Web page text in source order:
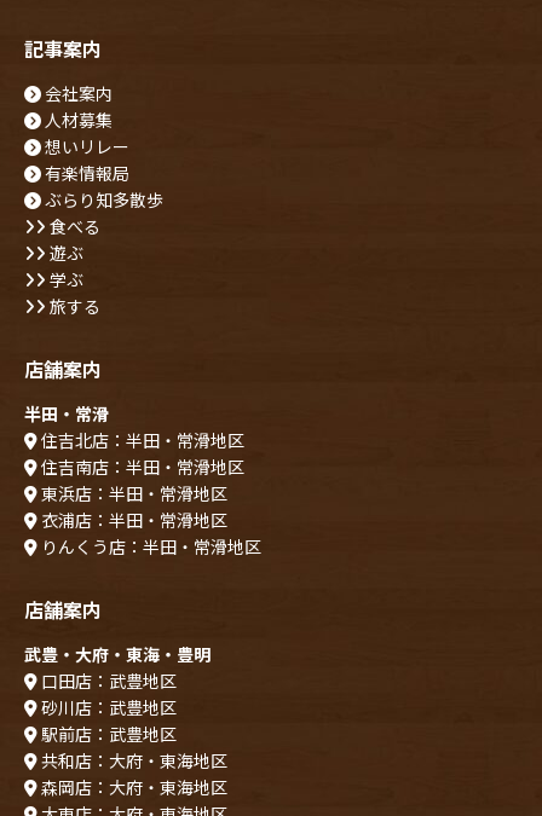
記事案内
会社案内
人材募集
想いリレー
有楽情報局
ぶらり知多散歩
食べる
遊ぶ
学ぶ
旅する
店舗案内
半田・常滑
住吉北店：半田・常滑地区
住吉南店：半田・常滑地区
東浜店：半田・常滑地区
衣浦店：半田・常滑地区
りんくう店：半田・常滑地区
店舗案内
武豊・大府・東海・豊明
口田店：武豊地区
砂川店：武豊地区
駅前店：武豊地区
共和店：大府・東海地区
森岡店：大府・東海地区